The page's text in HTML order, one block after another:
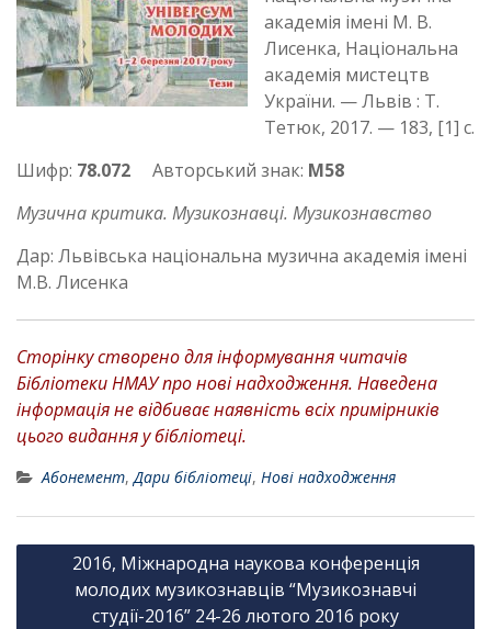
академія імені М. В.
Лисенка, Національна
академія мистецтв
України. — Львів : Т.
Тетюк, 2017. — 183, [1] с.
Шифр: 78.072 Авторський знак: М58
Музична критика. Музикознавці. Музикознавство
Дар: Львівська національна музична академія імені
М.В. Лисенка
Сторінку створено для інформування читачів
Бібліотеки НМАУ про нові надходження. Наведена
інформація не відбиває наявність всіх примірників
цього видання у бібліотеці.
Абонемент,Дари бібліотеці, Нові надходження
Н
2016, Міжнародна наукова конференція
молодих музикознавців “Музикознавчі
студії-2016” 24-26 лютого 2016 року